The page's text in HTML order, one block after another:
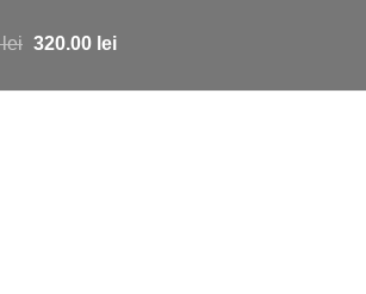
lei Prețul
a
320.00 leiPrețul
este: